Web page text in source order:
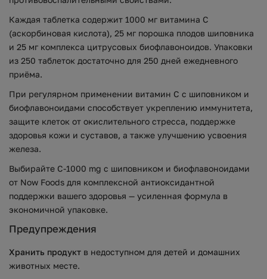
Каждая таблетка содержит 1000 мг витамина C
(аскорбиновая кислота), 25 мг порошка плодов шиповника
и 25 мг комплекса цитрусовых биофлавоноидов. Упаковки
из 250 таблеток достаточно для 250 дней ежедневного
приёма.
При регулярном применении витамин C с шиповником и
биофлавоноидами способствует укреплению иммунитета,
защите клеток от окислительного стресса, поддержке
здоровья кожи и суставов, а также улучшению усвоения
железа.
Выбирайте C-1000 mg с шиповником и биофлавоноидами
от Now Foods для комплексной антиоксидантной
поддержки вашего здоровья — усиленная формула в
экономичной упаковке.
Предупреждения
Хранить продукт в недоступном для детей и домашних
животных месте.